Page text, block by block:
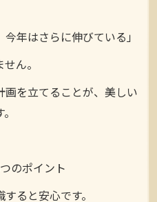
年はさらに伸びている」
ん。
を立てることが、美しい
のポイント
ると安心です。